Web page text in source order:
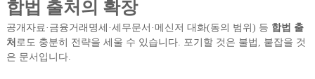
합법 출처의 확장
공개자료·금융거래명세·세무문서·메신저 대화(동의 범위) 등 합법 출
처 로도 충분히 전략을 세울 수 있습니다. 포기할 것은 불법, 붙잡을 것
은 문서입니다.